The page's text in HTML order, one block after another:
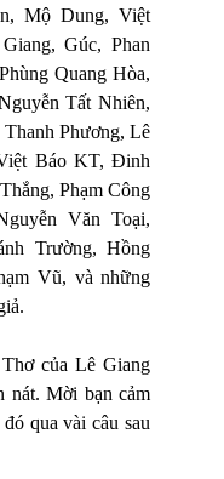
Mộ Dung, Việt
Gúc, Phan
Quang Hòa,
Tất Nhiên,
Phương, Lê
Báo KT, Đinh
Phạm Công
Văn Toại,
Trường, Hồng
Vũ, và những
của Lê Giang
nát. Mời bạn cảm
qua vài câu sau